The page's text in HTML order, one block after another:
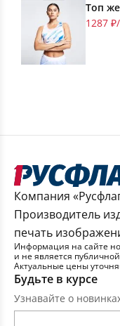
Топ
1287
Компания
Производитель
печать
Информация на сайте
и не является
Актуальные цены
Будьте в курсе
Узнавайте о